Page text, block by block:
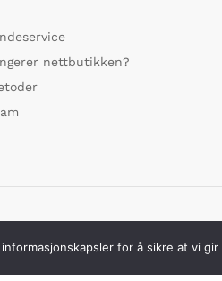
nettbutikken?
alle rettigheter forbeholdt
for å sikre at vi